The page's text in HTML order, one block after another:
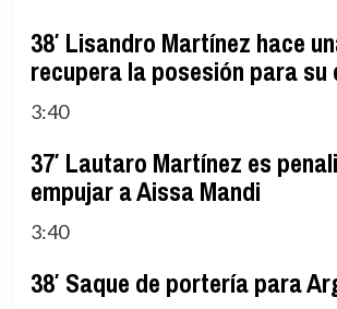
38′ Lisandro Martínez hace
recupera la posesión para su
3:40
37′ Lautaro Martínez es
empujar a Aissa Mandi
3:40
38′ Saque de portería para